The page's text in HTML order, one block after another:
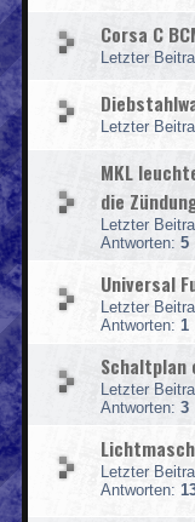
Corsa C
Letzter
Letzter
MKL
die
Letzter
Antworten: 5
Universal
Letzter
Antworten: 1
Schaltplan
Letzter
Antworten: 3
Letzter
Antworten: